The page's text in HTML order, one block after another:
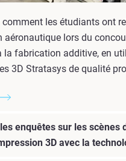
comment les étudiants ont
aéronautique lors du
la fabrication additive, en
3D Stratasys de qualité
enquêtes sur les scènes
3D avec la